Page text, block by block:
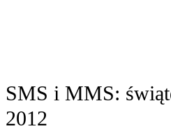
SMS i MMS:
2012